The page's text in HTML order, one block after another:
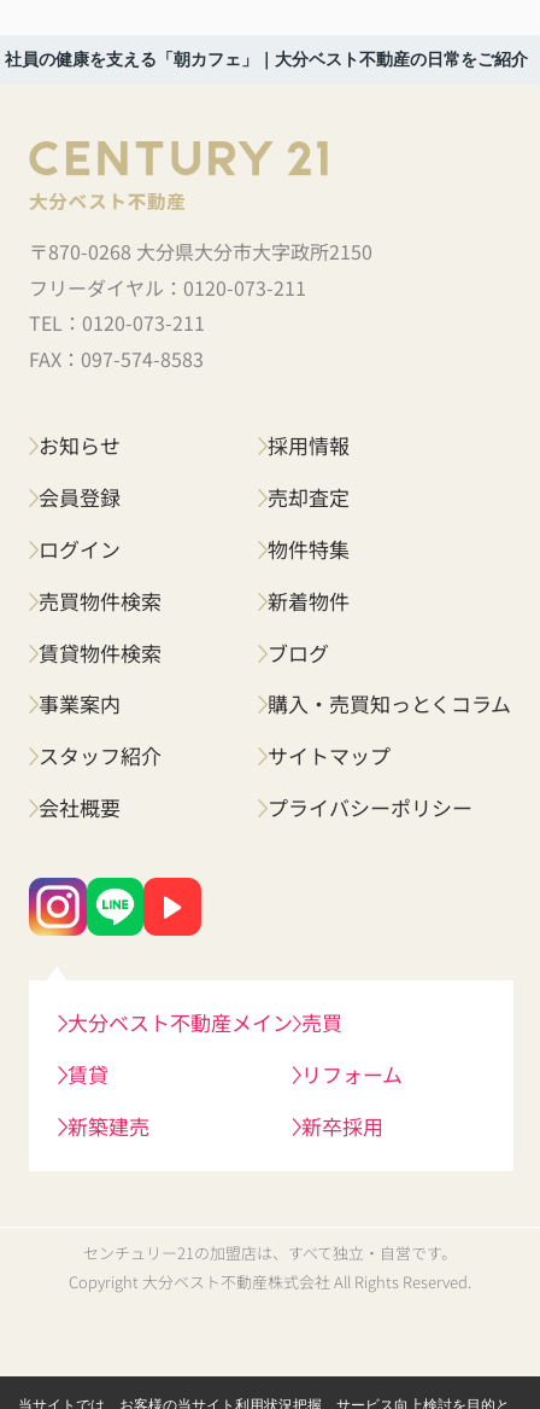
社員の健康を支える「朝カフェ」｜大分ベスト不動産の日常をご紹介
〒870-0268 大分県大分市大字政所2150
フリーダイヤル： 0120-073-211
TEL： 0120-073-211
FAX： 097-574-8583
お知らせ
会員登録
ログイン
売買物件検索
賃貸物件検索
事業案内
スタッフ紹介
会社概要
採用情報
売却査定
物件特集
新着物件
ブログ
購入・売買知っとくコラム
サイトマップ
プライバシーポリシー
大分ベスト不動産メイン
賃貸
新築建売
売買
リフォーム
新卒採用
センチュリー21の加盟店は、すべて独立・自営です。
Copyright 大分ベスト不動産株式会社 All Rights Reserved.
当サイトでは、お客様の当サイト利用状況把握、サービス向上検討を目的と